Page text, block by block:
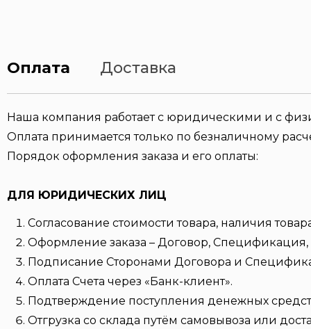
Оплата Доставка
Наша компания работает с юридическими и с
Оплата принимается только по безналичному
Порядок оформления заказа и его оплаты:
ДЛЯ ЮРИДИЧЕСКИХ ЛИЦ
Согласование стоимости товара, наличия
Оформление заказа – Договор, Спецификация,
Подписание Сторонами Договора и
Оплата Счета через «Банк-клиент».
Подтверждение поступления денежных
Отгрузка со склада путём самовывоза или